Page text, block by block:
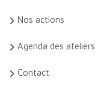
Nos actions
Agenda des ateliers
Contact